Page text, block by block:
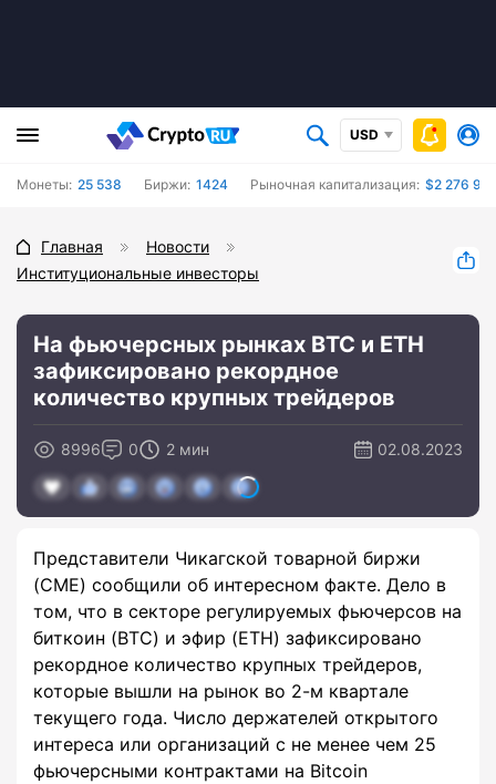
USD
Монеты: 25 538 Биржи: 1424 Рыночная капитализация: $2 276
Главная
Новости
Институциональные инвесторы
На фьючерсных рынках BTC и ETH
зафиксировано рекордное
количество крупных трейдеров
8996 0 2 мин 02.08.2023
Представители Чикагской товарной биржи
(CME) сообщили об интересном факте. Дело в
том, что в секторе регулируемых фьючерсов на
биткоин (BTC) и эфир (ETH) зафиксировано
рекордное количество крупных трейдеров,
которые вышли на рынок во 2-м квартале
текущего года. Число держателей открытого
интереса или организаций с не менее чем 25
фьючерсными контрактами на Bitcoin